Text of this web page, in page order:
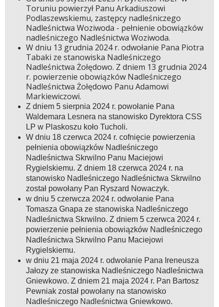
Toruniu powierzył Panu Arkadiuszowi
Podlaszewskiemu, zastępcy nadleśniczego
Nadleśnictwa Woziwoda - pełnienie obowiązków
nadleśniczego Nadleśnictwa Woziwoda.
W dniu 13 grudnia 2024 r. odwołanie Pana Piotra
Tabaki ze stanowiska Nadleśniczego
Nadleśnictwa Żołędowo. Z dniem 13 grudnia 2024
r. powierzenie obowiązków Nadleśniczego
Nadleśnictwa Żołędowo Panu Adamowi
Markiewiczowi.
Z dniem 5 sierpnia 2024 r. powołanie Pana
Waldemara Lesnera na stanowisko Dyrektora CSS
LP w Plaskoszu koło Tucholi.
W dniu 18 czerwca 2024 r. cofnięcie powierzenia
pełnienia obowiązków Nadleśniczego
Nadleśnictwa Skrwilno Panu Maciejowi
Rygielskiemu. Z dniem 18 czerwca 2024 r. na
stanowisko Nadleśniczego Nadleśnictwa Skrwilno
został powołany Pan Ryszard Nowaczyk.
w dniu 5 czerwcza 2024 r. odwołanie Pana
Tomasza Gnapa ze stanowiska Nadleśniczego
Nadleśnictwa Skrwilno. Z dniem 5 czerwca 2024 r.
powierzenie pełnienia obowiązków Nadleśniczego
Nadleśnictwa Skrwilno Panu Maciejowi
Rygielskiemu.
w dniu 21 maja 2024 r. odwołanie Pana Ireneusza
Jałozy ze stanowiska Nadleśniczego Nadleśnictwa
Gniewkowo. Z dniem 21 maja 2024 r. Pan Bartosz
Pewniak został powołany na stanowisko
Nadleśniczego Nadleśnictwa Gniewkowo.